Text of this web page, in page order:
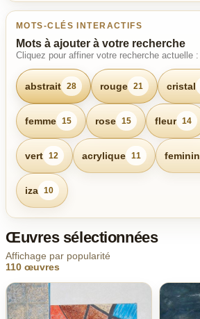
MOTS-CLÉS INTERACTIFS
Mots à ajouter à votre recherche
Cliquez pour affiner votre recherche actuelle :
abstrait 28 rouge 21 cristal
femme 15 rose 15 fleur 14
vert 12 acrylique 11 feminin
iza 10
Œuvres sélectionnées
Affichage par popularité
110 œuvres